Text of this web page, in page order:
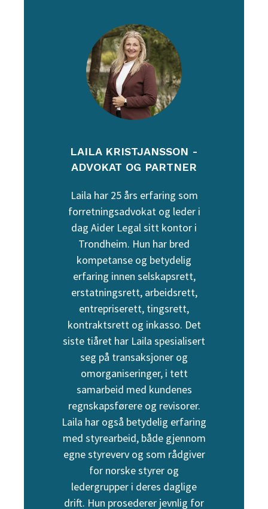
LAILA KRISTJANSSON -
ADVOKAT OG PARTNER
Laila har 25 års erfaring som
forretningsadvokat og leder i
dag Aider Legal sitt kontor i
Trondheim. Hun har bred
kompetanse og betydelig
erfaring innen selskapsrett,
erstatningsrett, arbeidsrett,
entrepriserett, tingsrett,
kontraktsrett og inkasso. Det
siste tiåret har Laila spesialisert
seg på transaksjoner og
omorganiseringer, i tett
samarbeid med kundenes
regnskapsførere og revisorer.
Laila har også betydelig erfaring
med styrearbeid, både gjennom
egne styreverv og som rådgiver
for norske styrer og
ledergrupper i deres daglige
drift. Hun prosederer jevnlig for